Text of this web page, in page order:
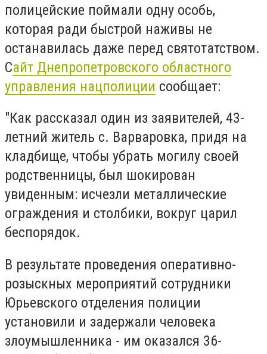
полицейские поймали одну особь,
которая ради быстрой наживы не
останавилась даже перед святотатством.
Сайт Днепропетровского областного
управления нацполиции сообщает:
"Как рассказал один из заявителей, 43-
летний житель с. Варваровка, придя на
кладбище, чтобы убрать могилу своей
родственницы, был шокирован
увиденным: исчезли металлические
ограждения и столбики, вокруг царил
беспорядок.
В результате проведения оперативно-
розыскных мероприятий сотрудники
Юрьевского отделения полиции
установили и задержали человека
злоумышленника - им оказался 36-